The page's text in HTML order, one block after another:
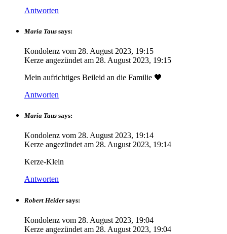
Antworten
Maria Taus says:
Kondolenz vom 28. August 2023, 19:15
Kerze angezündet am 28. August 2023, 19:15
Mein aufrichtiges Beileid an die Familie 🖤
Antworten
Maria Taus says:
Kondolenz vom 28. August 2023, 19:14
Kerze angezündet am 28. August 2023, 19:14
Kerze-Klein
Antworten
Robert Heider says:
Kondolenz vom 28. August 2023, 19:04
Kerze angezündet am 28. August 2023, 19:04